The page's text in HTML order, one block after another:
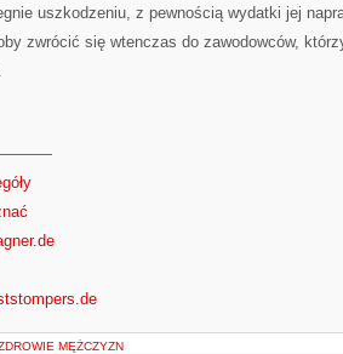
uszkodzeniu, z pewnością wydatki jej
zwrócić się wtenczas do zawodowców,
MĘŻCZYZN